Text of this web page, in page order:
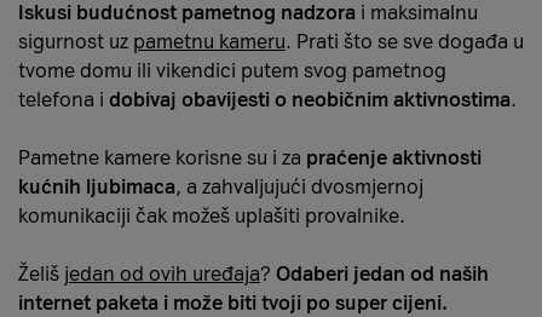
Iskusi budućnost pametnog nadzora i maksimalnu
sigurnost uz pametnu kameru. Prati što se sve događa u
tvome domu ili vikendici putem svog pametnog
telefona i dobivaj obavijesti o neobičnim aktivnostima.
Pametne kamere korisne su i za praćenje aktivnosti
kućnih ljubimaca, a zahvaljujući dvosmjernoj
komunikaciji čak možeš uplašiti provalnike.
Želiš jedan od ovih uređaja? Odaberi jedan od naših
internet paketa i može biti tvoji po super cijeni.